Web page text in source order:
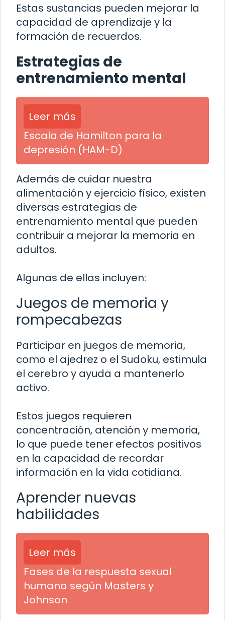
Estas sustancias pueden mejorar la
capacidad de aprendizaje y la
formación de recuerdos.
Estrategias de
entrenamiento mental
Leer más
Escala de Hamilton para la
depresión (HAM-D)
Además de cuidar nuestra
alimentación y ejercicio físico, existen
diversas estrategias de
entrenamiento mental que pueden
contribuir a mejorar la memoria en
adultos.
Algunas de ellas incluyen:
Juegos de memoria y
rompecabezas
Participar en juegos de memoria,
como el ajedrez o el Sudoku, estimula
el cerebro y ayuda a mantenerlo
activo.
Estos juegos requieren
concentración, atención y memoria,
lo que puede tener efectos positivos
en la capacidad de recordar
información en la vida cotidiana.
Aprender nuevas
habilidades
Leer más
Fases de la respuesta sexual
humana según Masters y
Johnson